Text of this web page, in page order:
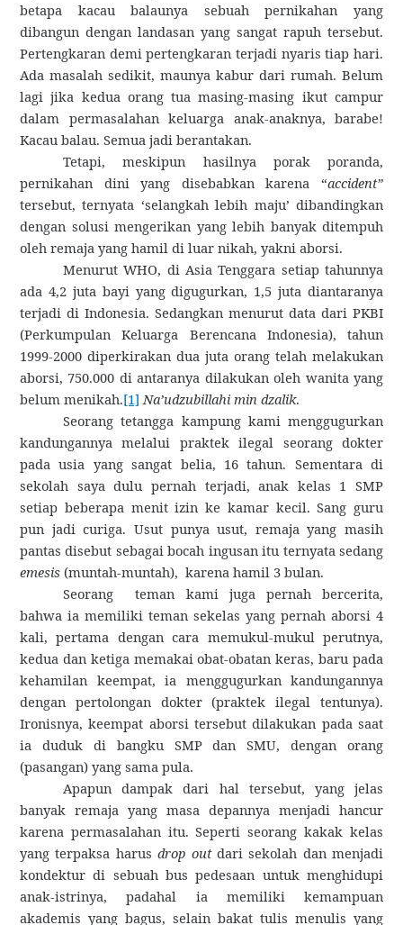
betapa kacau balaunya sebuah pernikahan yang
dibangun dengan landasan yang sangat rapuh tersebut.
Pertengkaran demi pertengkaran terjadi nyaris tiap hari.
Ada masalah sedikit, maunya kabur dari rumah. Belum
lagi jika kedua orang tua masing-masing ikut campur
dalam permasalahan keluarga anak-anaknya, barabe!
Kacau balau. Semua jadi berantakan.
Tetapi, meskipun hasilnya porak poranda,
pernikahan dini yang disebabkan karena “accident”
tersebut, ternyata ‘selangkah lebih maju’ dibandingkan
dengan solusi mengerikan yang lebih banyak ditempuh
oleh remaja yang hamil di luar nikah, yakni aborsi.
Menurut WHO, di Asia Tenggara setiap tahunnya
ada 4,2 juta bayi yang digugurkan, 1,5 juta diantaranya
terjadi di Indonesia. Sedangkan menurut data dari PKBI
(Perkumpulan Keluarga Berencana Indonesia), tahun
1999-2000 diperkirakan dua juta orang telah melakukan
aborsi, 750.000 di antaranya dilakukan oleh wanita yang
belum menikah.[1] Na’udzubillahi min dzalik.
Seorang tetangga kampung kami menggugurkan
kandungannya melalui praktek ilegal seorang dokter
pada usia yang sangat belia, 16 tahun. Sementara di
sekolah saya dulu pernah terjadi, anak kelas 1 SMP
setiap beberapa menit izin ke kamar kecil. Sang guru
pun jadi curiga. Usut punya usut, remaja yang masih
pantas disebut sebagai bocah ingusan itu ternyata sedang
emesis (muntah-muntah), karena hamil 3 bulan.
Seorang
teman kami juga pernah bercerita,
bahwa ia memiliki teman sekelas yang pernah aborsi 4
kali, pertama dengan cara memukul-mukul perutnya,
kedua dan ketiga memakai obat-obatan keras, baru pada
kehamilan keempat, ia menggugurkan kandungannya
dengan pertolongan dokter (praktek ilegal tentunya).
Ironisnya, keempat aborsi tersebut dilakukan pada saat
ia duduk di bangku SMP dan SMU, dengan orang
(pasangan) yang sama pula.
Apapun dampak dari hal tersebut, yang jelas
banyak remaja yang masa depannya menjadi hancur
karena permasalahan itu. Seperti seorang kakak kelas
yang terpaksa harusdrop outdari sekolah dan menjadi
kondektur di sebuah bus pedesaan untuk menghidupi
anak-istrinya, padahal ia memiliki kemampuan
akademis yang bagus, selain bakat tulis menulis yang